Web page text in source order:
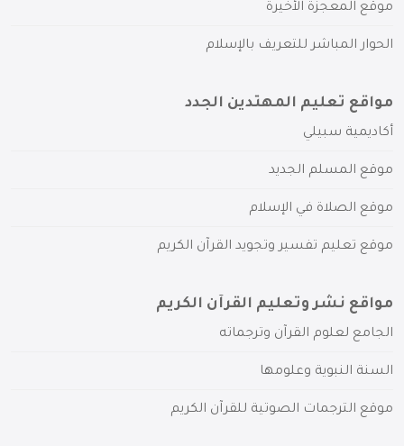
موقع المعجزة الأخيرة
الحوار المباشر للتعريف بالإسلام
مواقع تعليم المهتدين الجدد
أكاديمية سبيلي
موقع المسلم الجديد
موقع الصلاة في الإسلام
موقع تعليم تفسير وتجويد القرآن الكريم
مواقع نشر وتعليم القرآن الكريم
الجامع لعلوم القرآن وترجماته
السنة النبوية وعلومها
موقع الترجمات الصوتية للقرآن الكريم